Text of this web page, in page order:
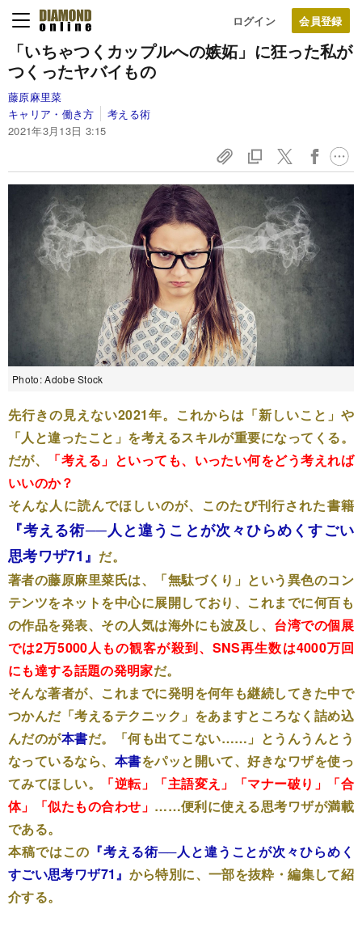
ログイン
「いちゃつくカップルへの嫉妬」に狂った私が
つくったヤバイもの
藤原麻里菜
キャリア・働き方
考える術
2021年3月13日 3:15
Photo: Adobe Stock
先行きの見えない2021年。これからは「新しいこと」や
「人と違ったこと」を考えるスキルが重要になってくる。
だが、
「考える」といっても、いったい何をどう考えれば
いいのか？
そんな人に読んでほしいのが、このたび刊行された書籍
『考える術──人と違うことが次々ひらめくすごい
思考ワザ71』 だ。
著者の藤原麻里菜氏は、「無駄づくり」という異色のコン
テンツをネットを中心に展開しており、これまでに何百も
の作品を発表、その人気は海外にも波及し、 台湾での個展
では2万5000人もの観客が殺到、SNS再生数は4000万回
にも達する話題の発明家だ。
そんな著者が、これまでに発明を何年も継続してきた中で
つかんだ「考えるテクニック」をあますところなく詰め込
んだのが本書だ。「何も出てこない……」とうんうんとう
なっているなら、 本書をパッと開いて、好きなワザを使っ
てみてほしい。
「逆転」「主語変え」「マナー破り」「合
体」「似たもの合わせ」 ……便利に使える思考ワザが満載
である。
本稿ではこの 『考える術──人と違うことが次々ひらめく
すごい思考ワザ71』 から特別に、一部を抜粋・編集して紹
介する。